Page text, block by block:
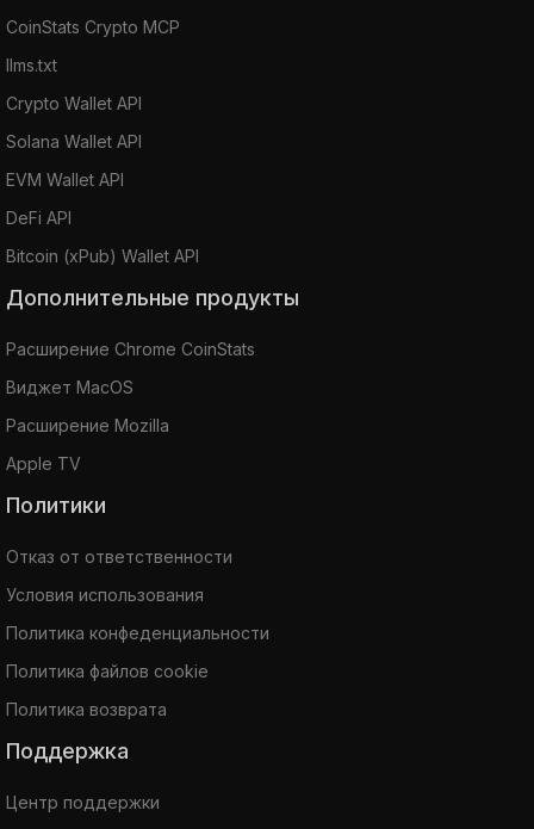
CoinStats Crypto MCP
llms.txt
Crypto Wallet API
Solana Wallet API
EVM Wallet API
DeFi API
Bitcoin (xPub) Wallet API
Дополнительные продукты
Расширение Chrome CoinStats
Виджет MacOS
Расширение Mozilla
Apple TV
Политики
Отказ от ответственности
Условия использования
Политика конфеденциальности
Политика файлов cookie
Политика возврата
Поддержка
Центр поддержки